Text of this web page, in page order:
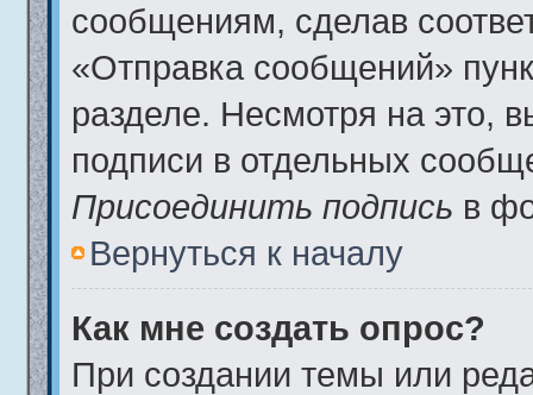
сообщениям, сделав
«Отправка сообщений»
разделе. Несмотря на это,
подписи в отдельных
Присоединить подпись в
Вернуться к началу
Как мне создать опрос?
При создании темы или